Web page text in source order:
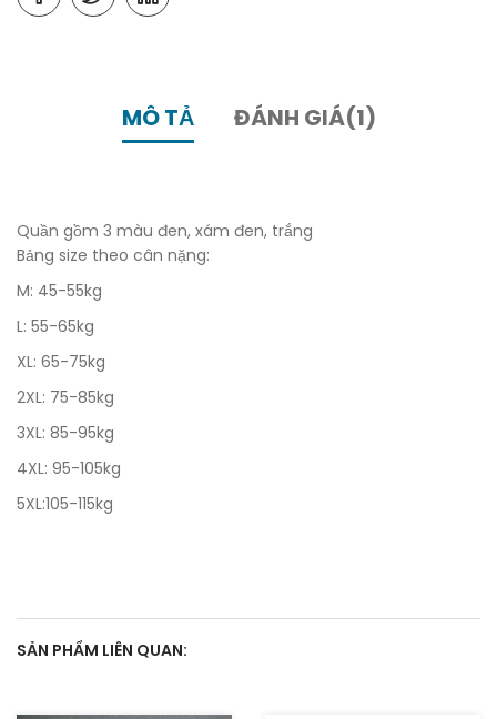
MÔ TẢ ĐÁNH GIÁ(1)
Quần gồm 3 màu đen, xám đen, trắng
Bảng size theo cân nặng:
M: 45-55kg
L: 55-65kg
XL: 65-75kg
2XL: 75-85kg
3XL: 85-95kg
4XL: 95-105kg
5XL:105-115kg
SẢN PHẨM LIÊN QUAN: